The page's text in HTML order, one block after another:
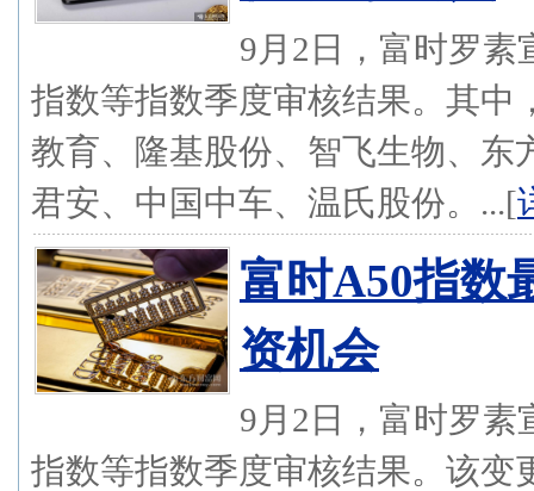
9月2日，富时罗素
指数等指数季度审核结果。其中
教育、隆基股份、智飞生物、东
君安、中国中车、温氏股份。...[
富时A50指数
资机会
9月2日，富时罗素
指数等指数季度审核结果。该变